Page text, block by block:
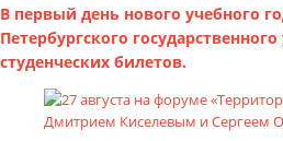
В первый день нового учебного
Петербургского
студенческих билетов.